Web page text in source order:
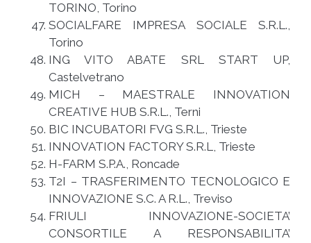
TORINO, Torino
SOCIALFARE IMPRESA SOCIALE S.R.L.,
Torino
ING VITO ABATE SRL START UP,
Castelvetrano
MICH – MAESTRALE INNOVATION
CREATIVE HUB S.R.L., Terni
BIC INCUBATORI FVG S.R.L., Trieste
INNOVATION FACTORY S.R.L, Trieste
H-FARM S.P.A., Roncade
T2I – TRASFERIMENTO TECNOLOGICO E
INNOVAZIONE S.C. A R.L., Treviso
FRIULI INNOVAZIONE-SOCIETA’
CONSORTILE A RESPONSABILITA’